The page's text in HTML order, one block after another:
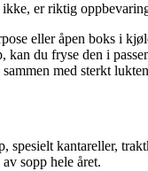
er riktig
eller åpen boks i
kan du fryse den i
med sterkt
spesielt kantareller,
sopp hele året.